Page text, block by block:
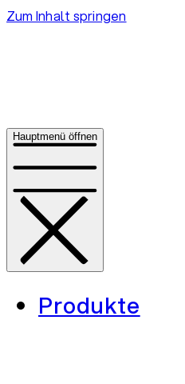
Zum Inhalt springen
Hauptmenü öffnen
Produkte